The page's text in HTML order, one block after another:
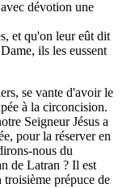
dévotion une
et qu'on leur eût dit
ils les eussent
se vante d'avoir le
à la circoncision.
Seigneur Jésus a
pour la réserver en
nous du
de Latran ? Il est
prépuce de